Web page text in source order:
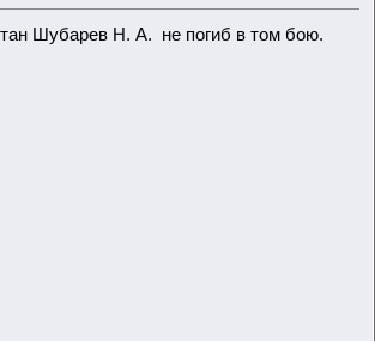
Шубарев Н. А. не погиб в том бою.